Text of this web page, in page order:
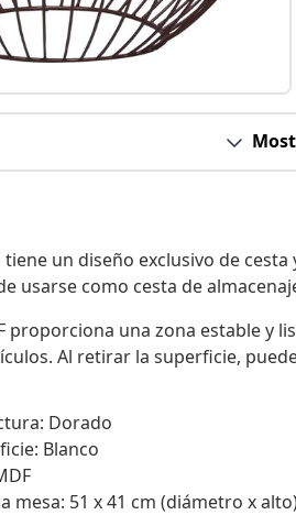
tiene un diseño exclusivo de
usarse como cesta de
proporciona una zona estable y
Al retirar la superficie,
Dorado
Blanco
mesa: 51 x 41 cm (diámetro x